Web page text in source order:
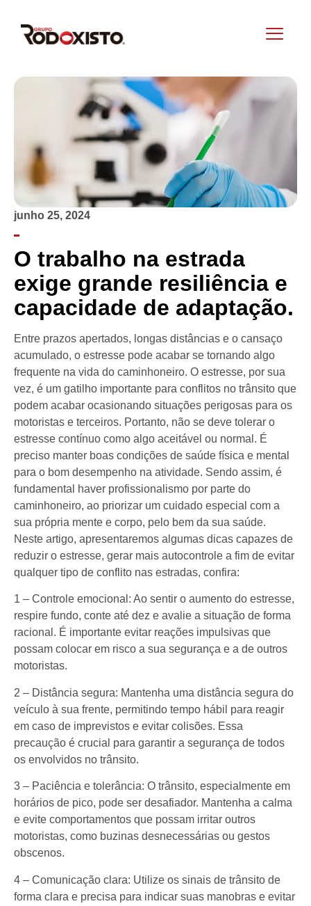
junho 25, 2024
O trabalho na estrada
exige grande resiliência e
capacidade de adaptação.
Entre prazos apertados, longas distâncias e o cansaço
acumulado, o estresse pode acabar se tornando algo
frequente na vida do caminhoneiro. O estresse, por sua
vez, é um gatilho importante para conflitos no trânsito que
podem acabar ocasionando situações perigosas para os
motoristas e terceiros. Portanto, não se deve tolerar o
estresse contínuo como algo aceitável ou normal. É
preciso manter boas condições de saúde física e mental
para o bom desempenho na atividade. Sendo assim, é
fundamental haver profissionalismo por parte do
caminhoneiro, ao priorizar um cuidado especial com a
sua própria mente e corpo, pelo bem da sua saúde.
Neste artigo, apresentaremos algumas dicas capazes de
reduzir o estresse, gerar mais autocontrole a fim de evitar
qualquer tipo de conflito nas estradas, confira:
1 – Controle emocional: Ao sentir o aumento do estresse,
respire fundo, conte até dez e avalie a situação de forma
racional. É importante evitar reações impulsivas que
possam colocar em risco a sua segurança e a de outros
motoristas.
2 – Distância segura: Mantenha uma distância segura do
veículo à sua frente, permitindo tempo hábil para reagir
em caso de imprevistos e evitar colisões. Essa
precaução é crucial para garantir a segurança de todos
os envolvidos no trânsito.
3 – Paciência e tolerância: O trânsito, especialmente em
horários de pico, pode ser desafiador. Mantenha a calma
e evite comportamentos que possam irritar outros
motoristas, como buzinas desnecessárias ou gestos
obscenos.
4 – Comunicação clara: Utilize os sinais de trânsito de
forma clara e precisa para indicar suas manobras e evitar